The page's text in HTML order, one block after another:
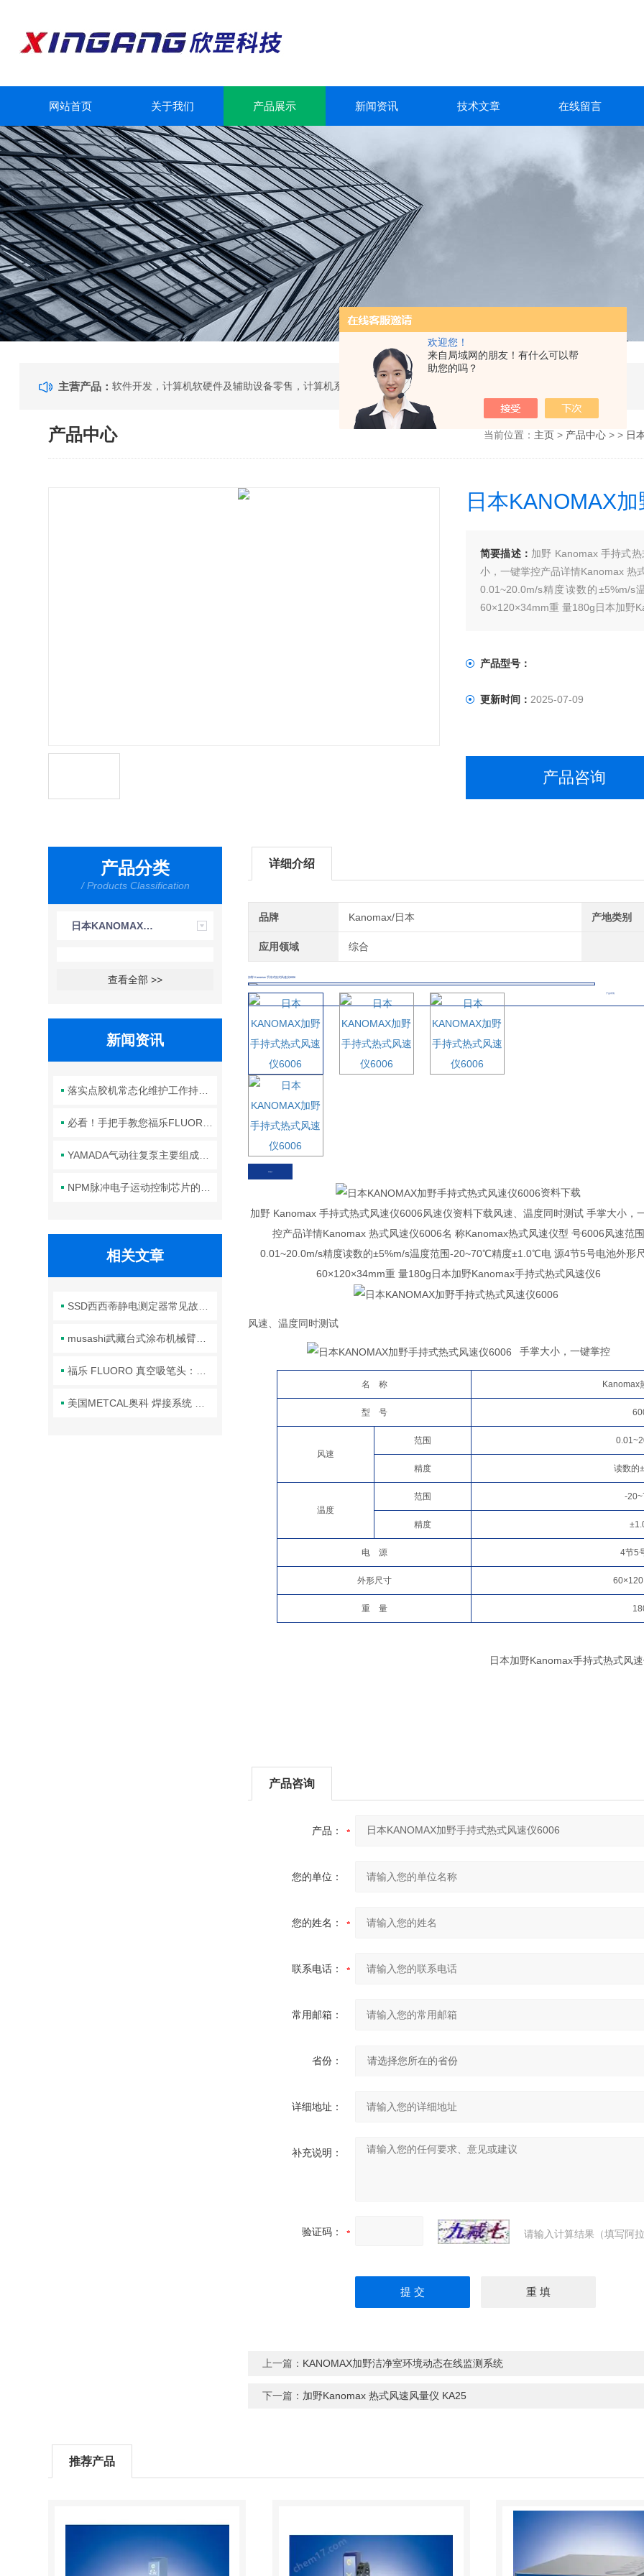
欢迎您！
来自局域网的朋友！有什么可以帮
助您的吗？
网站首页 关于我们 产品展示 新闻资讯 技术文章 在线留言
主营产品：
产品中心 当前位置： 主页> 产品中心> > 日
日本KANOMAX
简要描述： 加野 Kanomax 手持式
小，一键掌控产品详情Kanomax 热
0.01~20.0m/s精度读数的±5%m/
60×120×34mm重 量180g日本加野
产品型号：
更新时间： 2025-07-09
产品咨询
产品分类
/ Products Classification
日本KANOMAX加野
查看全部 >>
新闻资讯
相关文章
详细介绍
品牌 Kanomax/日本 产地类别
应用领域 综合
加野 Kanomax 手持式热式风速仪6006
资料下载
加野 Kanomax 手持式热式风速仪6006风速仪资料下载风速、温度同时测试 手掌大小，
控产品详情Kanomax 热式风速仪6006名 称Kanomax热式风速仪型 号6006风速范围
0.01~20.0m/s精度读数的±5%m/s温度范围-20~70℃精度±1.0℃电 源4节5号电池外形
60×120×34mm重 量180g日本加野Kanomax手持式热式风速仪6
风速、温度同时测试
手掌大小，一键掌控
产品详情
名 称 Kanomax
型 号
风速
范围
精度 读数的
温度
范围 -
精度
电 源 4节5
外形尺寸
重 量
日本加野Kanomax手持式热式风
产品咨询
产品：
您的单位：
您的姓名：
联系电话：
常用邮箱：
省份：
详细地址：
补充说明：
验证码： 请输入计算结果（填写阿
上一篇： KANOMAX加野洁净室环境动态在线监测系统
下一篇： 加野Kanomax 热式风速风量仪 KA25
推荐产品